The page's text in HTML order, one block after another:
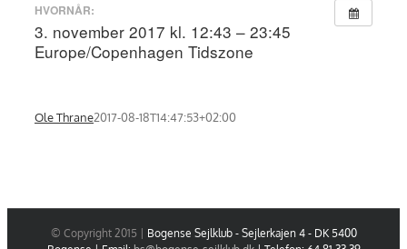
HVORNÅR:
3. november 2017 kl. 12:43 – 23:45
Europe/Copenhagen Tidszone
Ole Thrane2017-08-18T14:47:53+02:00
© Copyright 2015 | Bogense Sejlklub - Sejlerkajen 4 - DK 5400